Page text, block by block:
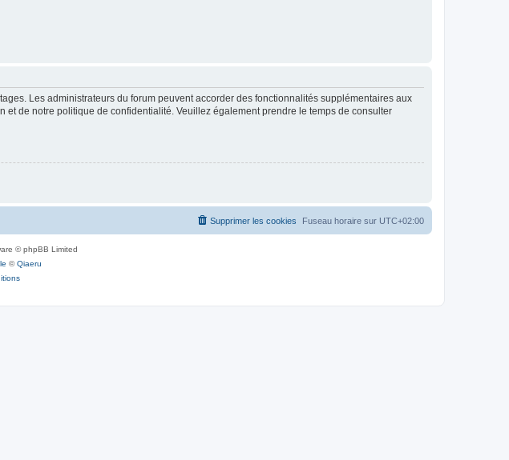
Les administrateurs du forum peuvent accorder des fonctionnalités supplémentaires aux
et de notre politique de confidentialité. Veuillez également prendre le temps de consulter
Fuseau horaire sur UTC+02:00
Supprimer les cookies
© phpBB Limited
©Qiaeru